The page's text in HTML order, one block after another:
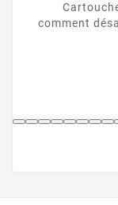
comment